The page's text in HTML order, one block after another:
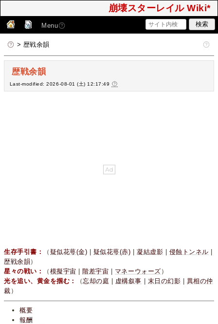
崩壊スターレイル Wiki*
Menu
> 歴戦余韻
歴戦余韻
Last-modified: 2026-08-01 (土) 12:17:49
生存手引書： （ 疑似花萼(金) 疑似花萼(赤) |凝結虚影 侵蝕トンネル
歴戦余韻 ）
星々の戦い：
（ 模擬宇宙 階差宇宙 マネーウォーズ ）
光を追い、黄金を掴む：
（忘却の庭 虚構叙事 末日の幻影
異相の仲
裁 ）
概要
報酬